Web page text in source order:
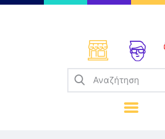
Επιτραπέζια
Παζλ
Παιχνίδια Καρτών
Σπαζοκεφαλιές